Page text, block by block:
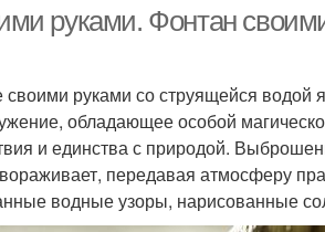
руками. Фонтан
руками со струящейся водой
обладающее особой
и единства с природой.
передавая атмосферу
водные узоры, нарисованные